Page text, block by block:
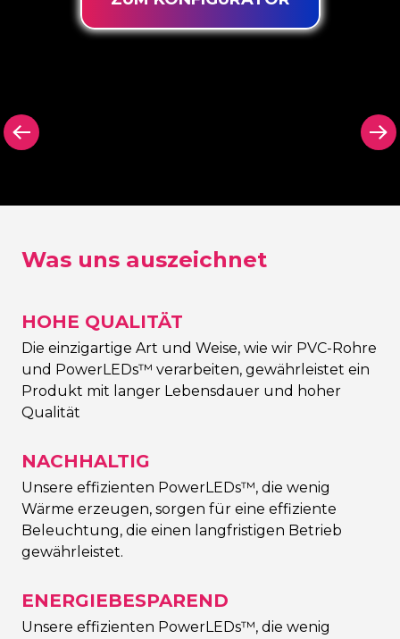
hinter
Kontur
Was uns auszeichnet
HOHE QUALITÄT
Die einzigartige Art und Weise, wie wir PVC-Rohre
und PowerLEDs™ verarbeiten, gewährleistet ein
Produkt mit langer Lebensdauer und hoher
Qualität
NACHHALTIG
Unsere effizienten PowerLEDs™, die wenig
Wärme erzeugen, sorgen für eine effiziente
Beleuchtung, die einen langfristigen Betrieb
gewährleistet.
ENERGIEBESPAREND
Unsere effizienten PowerLEDs™, die wenig